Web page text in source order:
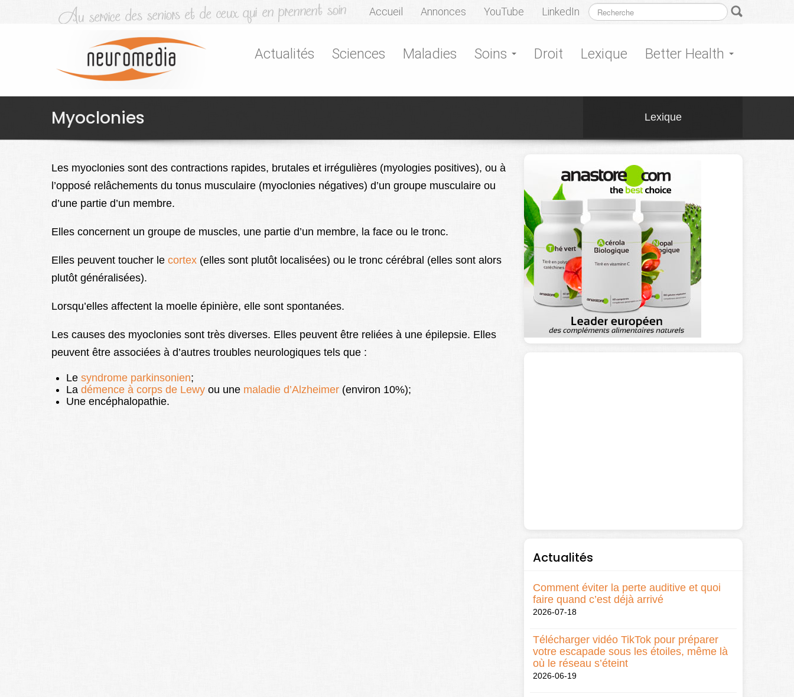
Accueil Annonces YouTube LinkedIn
Actualités Sciences Maladies Soins Droit Lexique Better Health
Myoclonies Lexique
Les myoclonies sont des contractions rapides, brutales et irrégulières (myologies positives), ou à
l’opposé relâchements du tonus musculaire (myoclonies négatives) d’un groupe musculaire ou
d’une partie d’un membre.
Elles concernent un groupe de muscles, une partie d’un membre, la face ou le tronc.
Elles peuvent toucher le cortex (elles sont plutôt localisées) ou le tronc cérébral (elles sont alors
plutôt généralisées).
Lorsqu’elles affectent la moelle épinière, elle sont spontanées.
Les causes des myoclonies sont très diverses. Elles peuvent être reliées à une épilepsie. Elles
peuvent être associées à d’autres troubles neurologiques tels que :
Le syndrome parkinsonien;
La démence à corps de Lewy ou une maladie d’Alzheimer (environ 10%);
Une encéphalopathie.
Actualités
Comment éviter la perte auditive et quoi
faire quand c’est déjà arrivé
2026-07-18
Télécharger vidéo TikTok pour préparer
votre escapade sous les étoiles, même là
où le réseau s’éteint
2026-06-19